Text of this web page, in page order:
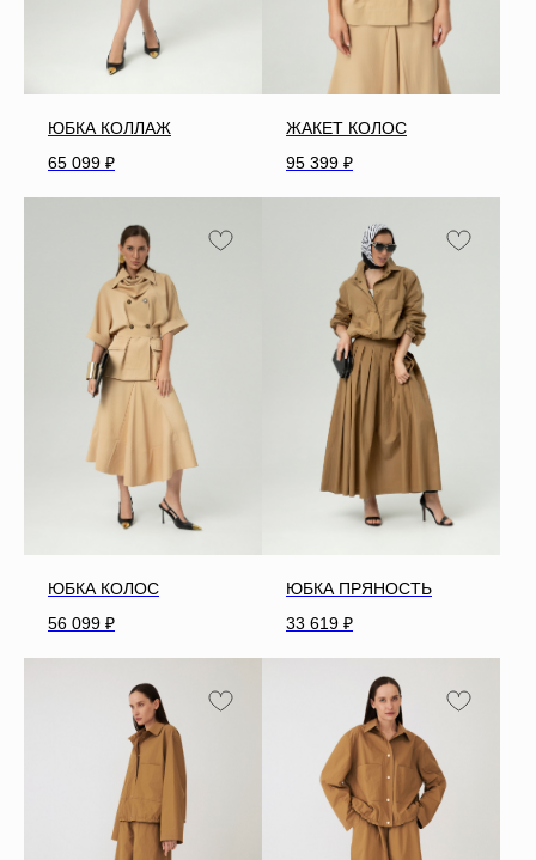
ЮБКА КОЛЛАЖ
65 099 ₽
ЖАКЕТ КОЛОС
95 399 ₽
ЮБКА КОЛОС
56 099 ₽
ЮБКА ПРЯНОСТЬ
33 619 ₽